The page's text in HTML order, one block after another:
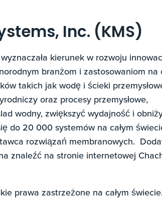
Inc. (KMS)
kierunek w rozwoju
branżom i zastosowaniom na
takich jak wodę i ścieki
oraz procesy przemysłowe,
wodny, zwiększyć wydajność i
do 20 000 systemów na całym
rozwiązań membranowych.
znaleźć na stronie internetowej
prawa zastrzeżone na całym świecie.